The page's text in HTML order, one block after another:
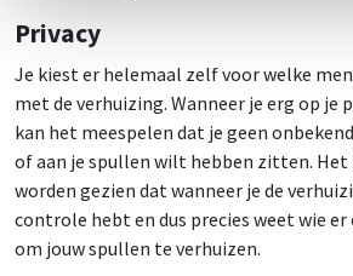
Privacy
Je kiest er helemaal zelf voor welke
met de verhuizing. Wanneer je erg op je
kan het meespelen dat je geen
of aan je spullen wilt hebben zitten. Het
worden gezien dat wanneer je de
controle hebt en dus precies weet wie er
om jouw spullen te verhuizen.